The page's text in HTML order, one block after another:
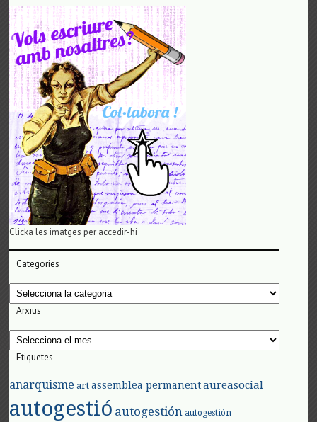
Clicka les imatges per accedir-hi
Categories
Categories
Arxius
Arxius
Etiquetes
anarquisme art assemblea permanent aureasocial
autogestió autogestión autogestión